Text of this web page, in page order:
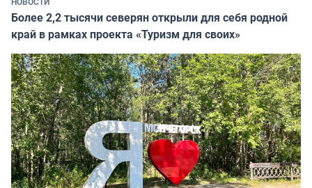
Более 2,2 тысячи северян открыли для себя родной
край в рамках проекта «Туризм для своих»